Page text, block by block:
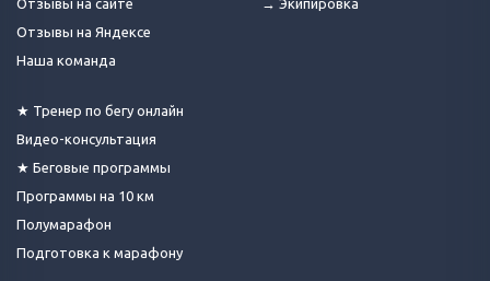
Отзывы на Яндексе
Наша команда
★ Тренер по бегу онлайн
Видео-консультация
★ Беговые программы
Программы на 10 км
Полумарафон
Подготовка к марафону